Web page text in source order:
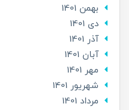
بهمن 1401
دی 1401
آذر 1401
آبان 1401
مهر 1401
شهریور 1401
مرداد 1401